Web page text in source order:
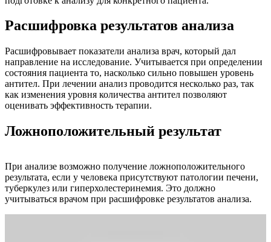
Расшифровка результатов анализа
Расшифровывает показатели анализа врач, который дал
направление на исследование. Учитывается при определении
состояния пациента то, насколько сильно повышен уровень
антител. При лечении анализ проводится несколько раз, так
как изменения уровня количества антител позволяют
оценивать эффективность терапии.
Ложноположительный результат
При анализе возможно получение ложноположительного
результата, если у человека присутствуют патологии печени,
туберкулез или гиперхолестеринемия. Это должно
учитываться врачом при расшифровке результатов анализа.